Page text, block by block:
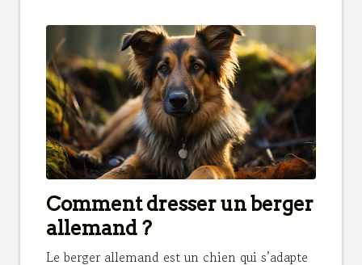
Comment dresser un berger
allemand ?
Le berger allemand est un chien qui s’adapte